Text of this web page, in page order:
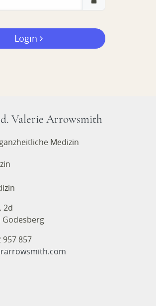
Login
Valerie Arrowsmith
Medizin
2d
Godesberg
957 857